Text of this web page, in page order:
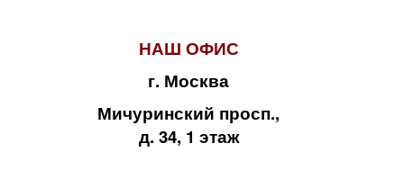
НАШ ОФИС
г. Москва
Мичуринский просп.,
д. 34, 1 этаж